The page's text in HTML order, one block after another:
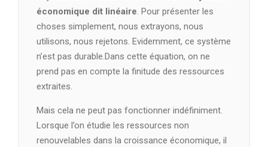
économique dit linéaire. Pour présenter les
choses simplement, nous extrayons, nous
utilisons, nous rejetons. Evidemment, ce système
n’est pas durable.Dans cette équation, on ne
prend pas en compte la finitude des ressources
extraites.
Mais cela ne peut pas fonctionner indéfiniment.
Lorsque l’on étudie les ressources non
renouvelables dans la croissance économique, il